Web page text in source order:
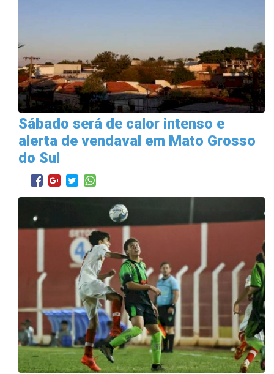
Sábado será de calor intenso e
alerta de vendaval em Mato Grosso
do Sul